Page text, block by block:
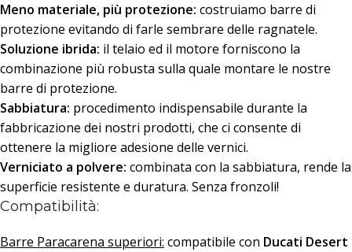
Meno materiale, più protezione: costruiamo barre di
protezione evitando di farle sembrare delle ragnatele.
Soluzione ibrida: il telaio ed il motore forniscono la
combinazione più robusta sulla quale montare le nostre
barre di protezione.
Sabbiatura: procedimento indispensabile durante la
fabbricazione dei nostri prodotti, che ci consente di
ottenere la migliore adesione delle vernici.
Verniciato a polvere: combinata con la sabbiatura, rende la
superficie resistente e duratura. Senza fronzoli!
Compatibilità:
Barre Paracarena superiori: compatibile con Ducati Desert